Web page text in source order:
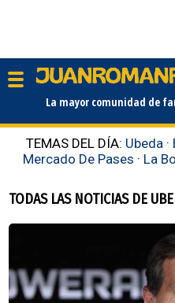
La mayor comunidad de
TEMAS DEL DÍA: Ubeda ·
Mercado De Pases · La
TODAS LAS NOTICIAS DE